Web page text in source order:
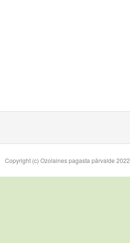
Copyright (c) Ozolaines pagasta pārvalde 2022